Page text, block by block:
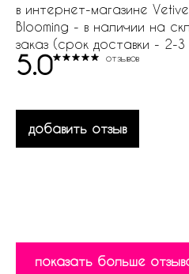
в интернет-магазине
Blooming - в наличии на
заказ (срок доставки - 2-3
5.0 отзывов
добавить отзыв
показать больше